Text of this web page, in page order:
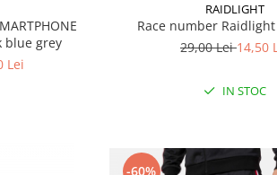
blue grey
Lei
RAIDLIGHT
Race number Raidlight
29,00 Lei14,50
IN STOC
-60%